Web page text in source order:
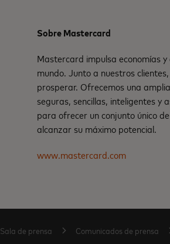
Sobre Mastercard
Mastercard impulsa economías
mundo. Junto a nuestros
prosperar. Ofrecemos una
seguras, sencillas, inteligentes y
para ofrecer un conjunto único
alcanzar su máximo potencial.
www.mastercard.com
Sala de prensa Comunicados de prensa